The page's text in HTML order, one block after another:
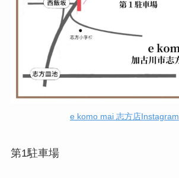
e komo mai 志方店Instagram
第1駐車場